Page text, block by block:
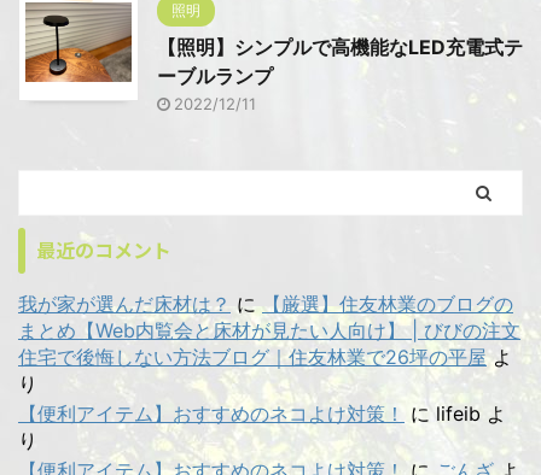
照明
【照明】シンプルで高機能なLED充電式テ
ーブルランプ
2022/12/11
最近のコメント
我が家が選んだ床材は？ に 【厳選】住友林業のブログの
まとめ【Web内覧会と床材が見たい人向け】 | びびの注文
住宅で後悔しない方法ブログ｜住友林業で26坪の平屋よ
り
【便利アイテム】おすすめのネコよけ対策！
に lifeib よ
り